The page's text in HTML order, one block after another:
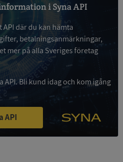
i Syna API
API där du kan hämta
betalningsanmärkningar,
mer på alla Sveriges företag
API. Bli kund idag och kom igång
API
Oklassificerade
Prestanda
tillåter
som användarinloggning
kan inte
strikt nödvändiga cookies.